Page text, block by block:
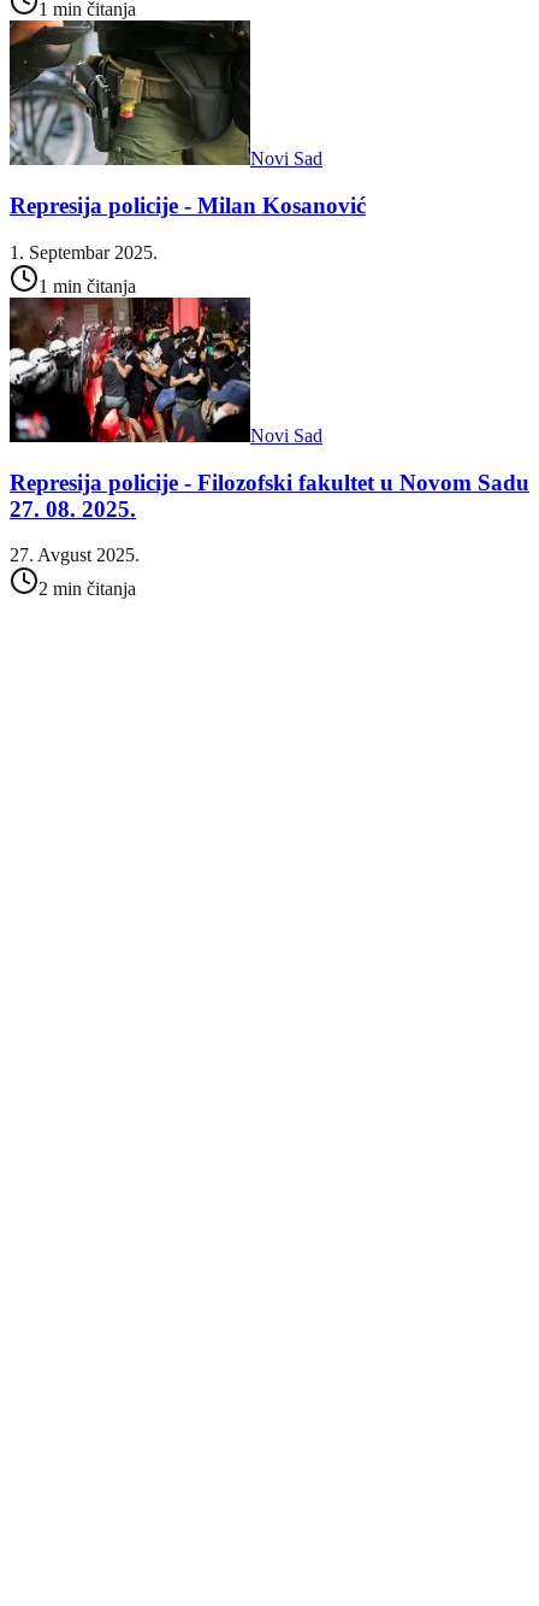
1 min čitanja
Novi Sad
Represija policije - Milan Kosanović
1. Septembar 2025.
1 min čitanja
Novi Sad
Represija policije - Filozofski fakultet u Novom Sadu
27. 08. 2025.
27. Avgust 2025.
2 min čitanja